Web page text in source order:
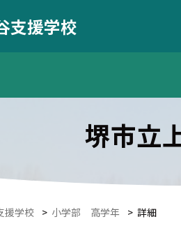
支援学校
堺市立
援学校 > 小学部 高学年 > 詳細